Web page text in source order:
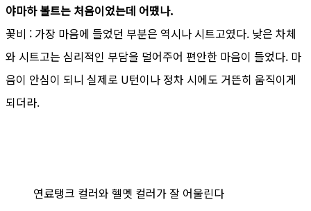
야마하 볼트는 처음이었는데 어땠나.
꽃비 : 가장 마음에 들었던 부분은 역시나 시트고였다. 낮은 차체
와 시트고는 심리적인 부담을 덜어주어 편안한 마음이 들었다. 마
음이 안심이 되니 실제로 U턴이나 정차 시에도 거뜬히 움직이게
되더라.
연료탱크 컬러와 헬멧 컬러가 잘 어울린다